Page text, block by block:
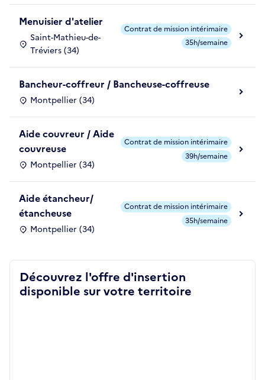
Menuisier d'atelier
Saint-Mathieu-de-
Tréviers (34)
Contrat de mission intérimaire
35h/semaine
Bancheur-coffreur / Bancheuse-coffreuse
Montpellier (34)
Aide couvreur / Aide
couvreuse
Montpellier (34)
Contrat de mission intérimaire
39h/semaine
Aide étancheur/
étancheuse
Montpellier (34)
Contrat de mission intérimaire
35h/semaine
Découvrez l'offre d'insertion
disponible sur votre territoire